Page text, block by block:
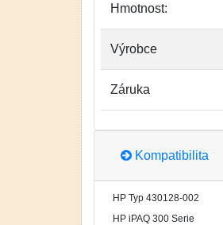
Hmotnost:
Výrobce
Záruka
Kompatibilita
HP Typ 430128-002
HP iPAQ 300 Serie